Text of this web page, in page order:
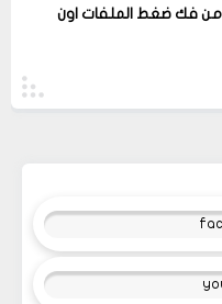
فك ضغط الملفات اون